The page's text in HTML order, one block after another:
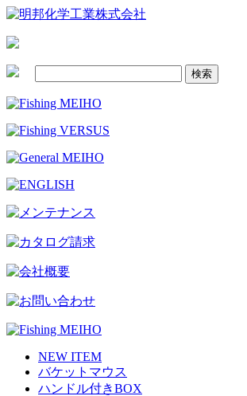
NEW ITEM
バケットマウス
ハンドル付きBOX